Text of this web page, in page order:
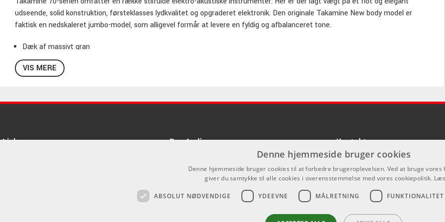
udseende, solid konstruktion, førsteklasses lydkvalitet og opgraderet elektronik. Den originale Takamine New body model er
faktisk en nedskaleret jumbo-model, som alligevel formår at levere en fyldig og afbalanceret tone.
Dæk af massivt gran
Bund og sider af quiltet ahorn
Ahornhals med laurbær-gribebræt
VIS MERE
Links Pro Audio Kontakt
Som privatperson kan du ikke købe på
hjemmeside, alt salg foregår gennem
info@emnordic.dk
Denne hjemmeside bruger cookies
Denne hjemmeside bruger cookies til at forbedre brugeroplevelsen. Ved at bruge vores
giver du samtykke til alle cookies i overensstemmelse med vores cookiepolitik.
ABSOLUT NØDVENDIGE YDEEVNE MÅLRETNING FUNKTIONALITET